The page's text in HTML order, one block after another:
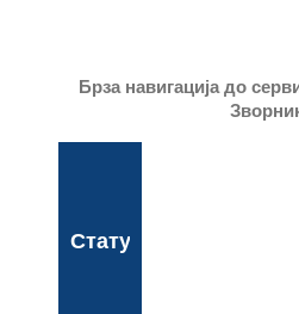
Брза навигација до
Статут